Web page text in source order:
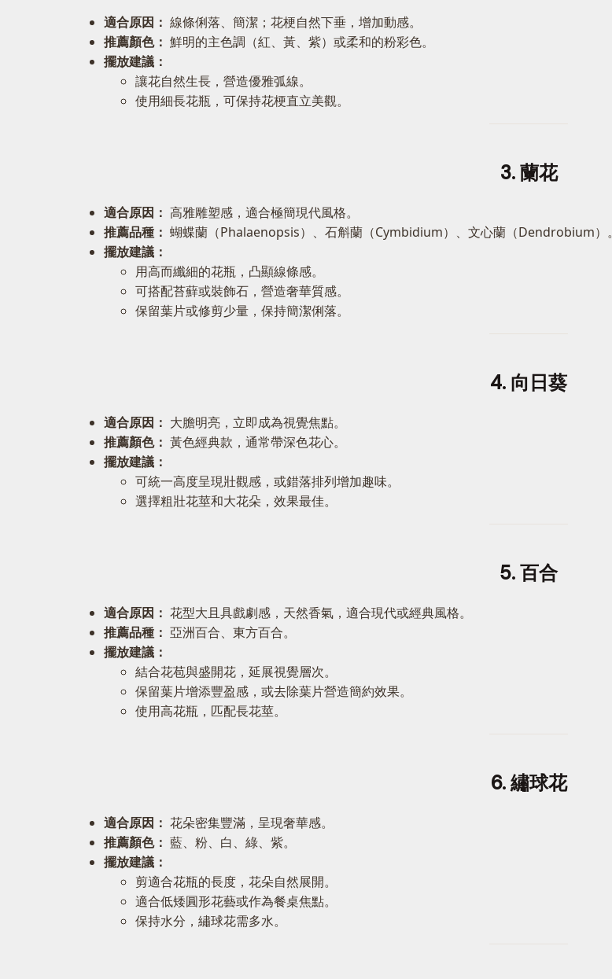
適合原因： 線條俐落、簡潔；花梗自然下垂，增加動感。
推薦顏色： 鮮明的主色調（紅、黃、紫）或柔和的粉彩色。
擺放建議：
讓花自然生長，營造優雅弧線。
使用細長花瓶，可保持花梗直立美觀。
3. 蘭花
適合原因： 高雅雕塑感，適合極簡現代風格。
推薦品種： 蝴蝶蘭（Phalaenopsis）、石斛蘭（Cymbidium）、文心蘭（Dendrobium）。
擺放建議：
用高而纖細的花瓶，凸顯線條感。
可搭配苔蘚或裝飾石，營造奢華質感。
保留葉片或修剪少量，保持簡潔俐落。
4. 向日葵
適合原因： 大膽明亮，立即成為視覺焦點。
推薦顏色： 黃色經典款，通常帶深色花心。
擺放建議：
可統一高度呈現壯觀感，或錯落排列增加趣味。
選擇粗壯花莖和大花朵，效果最佳。
5. 百合
適合原因： 花型大且具戲劇感，天然香氣，適合現代或經典風格。
推薦品種： 亞洲百合、東方百合。
擺放建議：
結合花苞與盛開花，延展視覺層次。
保留葉片增添豐盈感，或去除葉片營造簡約效果。
使用高花瓶，匹配長花莖。
6. 繡球花
適合原因： 花朵密集豐滿，呈現奢華感。
推薦顏色： 藍、粉、白、綠、紫。
擺放建議：
剪適合花瓶的長度，花朵自然展開。
適合低矮圓形花藝或作為餐桌焦點。
保持水分，繡球花需多水。